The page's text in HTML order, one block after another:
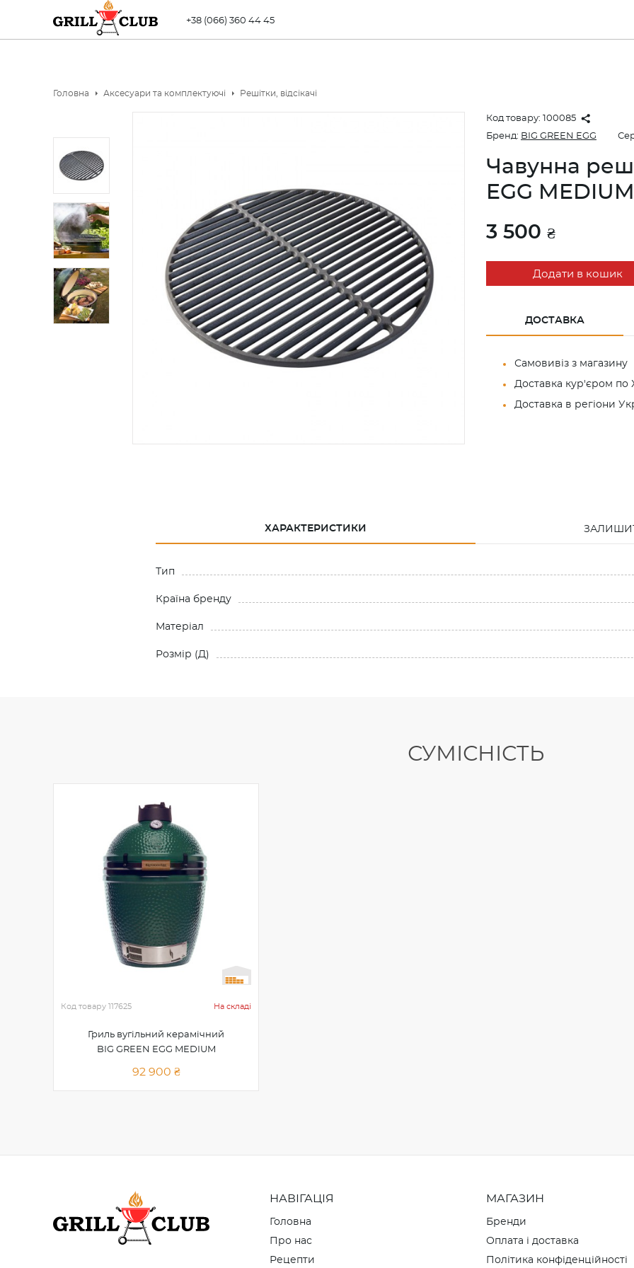
+38 (066) 360 44 45
Головна Аксесуари та комплектуючі Решiтки, відсікачі
Код товару: 100085
Бренд: BIG GREEN EGG
Чавунна
EGG MEDIUM
3 500 ₴
Додати в кошик
ДОСТАВКА
Самовивіз з магазину
Доставка кур'єром по
Доставка в регіони
ХАРАКТЕРИСТИКИ
Тип
Країна бренду
Матеріал
Розмiр (Д)
СУМІСНІСТЬ
Код товару 117625 На складі
Гриль вугільний керамічний
BIG GREEN EGG MEDIUM
92 900 ₴
НАВІГАЦІЯ
Головна
Про нас
Рецепти
МАГАЗИН
Бренди
Оплата і доставка
Політика конфіденційності